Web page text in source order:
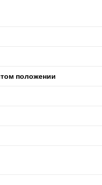
положении